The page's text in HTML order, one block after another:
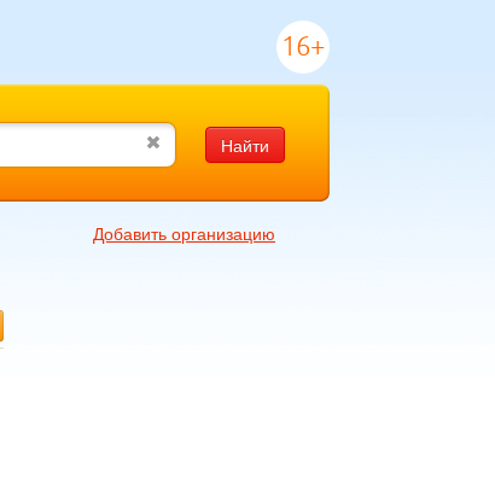
16+
Найти
Добавить организацию